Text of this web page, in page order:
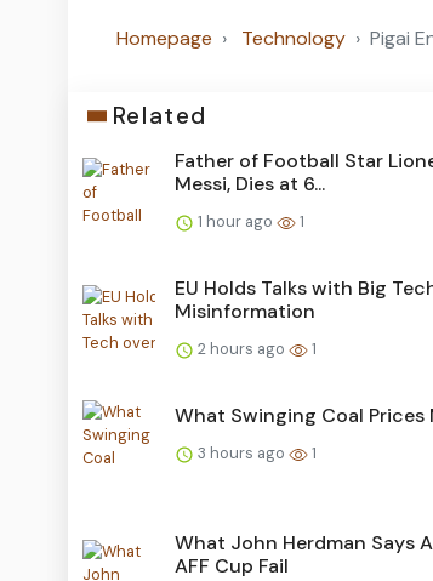
Homepage Technology Pigai
Related
Father of Football Star
Messi, Dies at 6...
1 hour ago 1
EU Holds Talks with Big
Misinformation
2 hours ago 1
What Swinging Coal Prices
3 hours ago 1
What John Herdman Says
AFF Cup Fail